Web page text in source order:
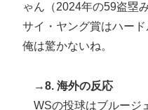
ゃん（2024年の59盗塁
サイ・ヤング賞はハー
俺は驚かないね。
→8. 海外の反応
WSの投球はブルージ